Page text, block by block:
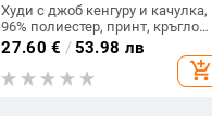
Худи с джоб кенгуру и качулка,
96% полиестер, принт, кръгло
деколте
27.60 € /53.98 лв
add_shopping_cart